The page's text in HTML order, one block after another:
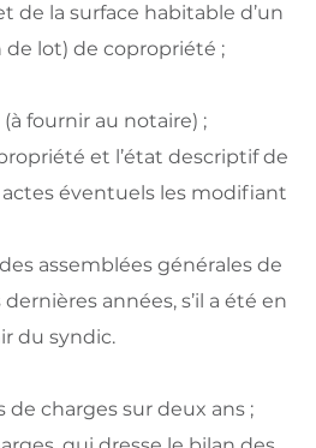
de la surface habitable d’un
de lot) de copropriété ;
fournir au notaire) ;
et l’état descriptif de
éventuels les modifiant
assemblées générales de
années, s’il a été en
du syndic.
de charges sur deux ans ;